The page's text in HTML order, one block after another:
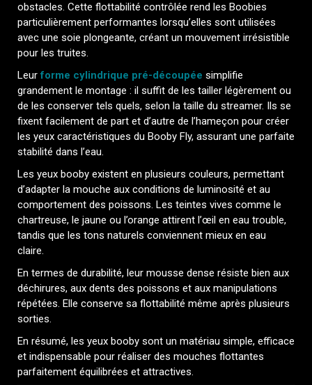
obstacles. Cette flottabilité contrôlée rend les Boobies
particulièrement performantes lorsqu’elles sont utilisées
avec une soie plongeante, créant un mouvement irrésistible
pour les truites.
Leurforme cylindrique pré-découpée simplifie
grandement le montage : il suffit de les tailler légèrement ou
de les conserver tels quels, selon la taille du streamer. Ils se
fixent facilement de part et d’autre de l’hameçon pour créer
les yeux caractéristiques du Booby Fly, assurant une parfaite
stabilité dans l’eau.
Les yeux booby existent en plusieurs couleurs, permettant
d’adapter la mouche aux conditions de luminosité et au
comportement des poissons. Les teintes vives comme le
chartreuse, le jaune ou l’orange attirent l’œil en eau trouble,
tandis que les tons naturels conviennent mieux en eau
claire.
En termes de durabilité, leur mousse dense résiste bien aux
déchirures, aux dents des poissons et aux manipulations
répétées. Elle conserve sa flottabilité même après plusieurs
sorties.
En résumé, les yeux booby sont un matériau simple, efficace
et indispensable pour réaliser des mouches flottantes
parfaitement équilibrées et attractives.